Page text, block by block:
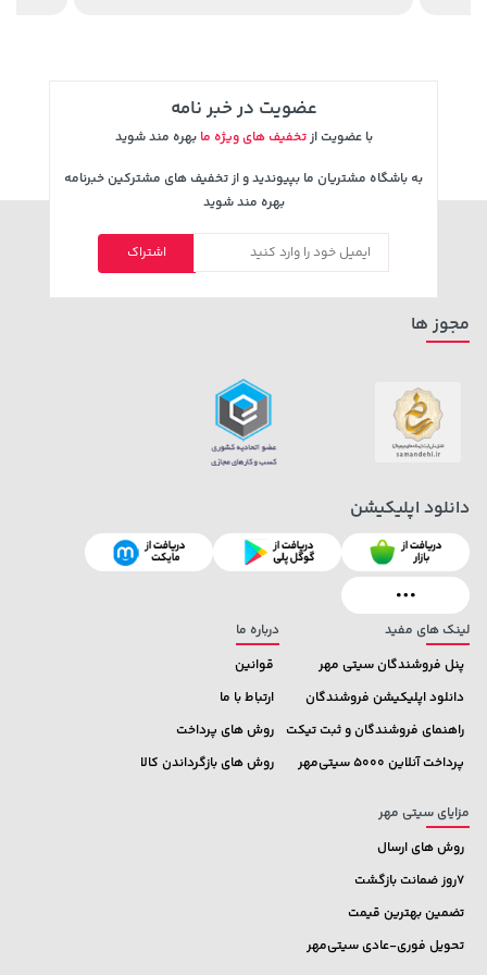
خرید 58,080,000 تومان
141,000 تومان
165,900
خرید 42,780,000 تومان
عضویت در خبر نامه
با عضویت ازتخفیف های ویژه ما بهره مند شوید
به باشگاه مشتریان ما بپیوندید و از تخفیف های مشترکین خبرنامه
بهره مند شوید
اشتراک
لینک های مفید
پنل فروشندگان سیتی مهر
دانلود اپلیکیشن فروشندگان
راهنمای فروشندگان و ثبت تیکت
پرداخت آنلاین 5000 سیتی‌مهر
درباره ما
قوانین
ارتباط با ما
روش های پرداخت
روش های بازگرداندن کالا
مزایای سیتی مهر
روش های ارسال
7روز ضمانت بازگشت
تضمین بهترین قیمت
تحویل فوری-عادی سیتی‌مهر
مجوز ها
دانلود اپلیکیشن